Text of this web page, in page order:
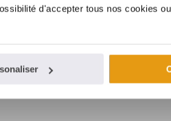
d'accepter tous nos cookies